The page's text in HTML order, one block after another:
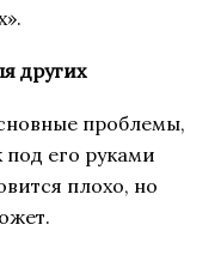
других
проблемы,
под его руками
плохо, но